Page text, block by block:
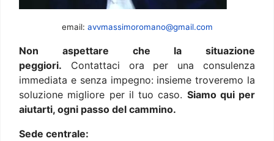
email: avvmassimoromano@gmail.com
Non aspettare che la situazione
peggiori. Contattaci ora per una consulenza
immediata e senza impegno: insieme troveremo la
soluzione migliore per il tuo caso. Siamo qui per
aiutarti, ogni passo del cammino.
Sede centrale: